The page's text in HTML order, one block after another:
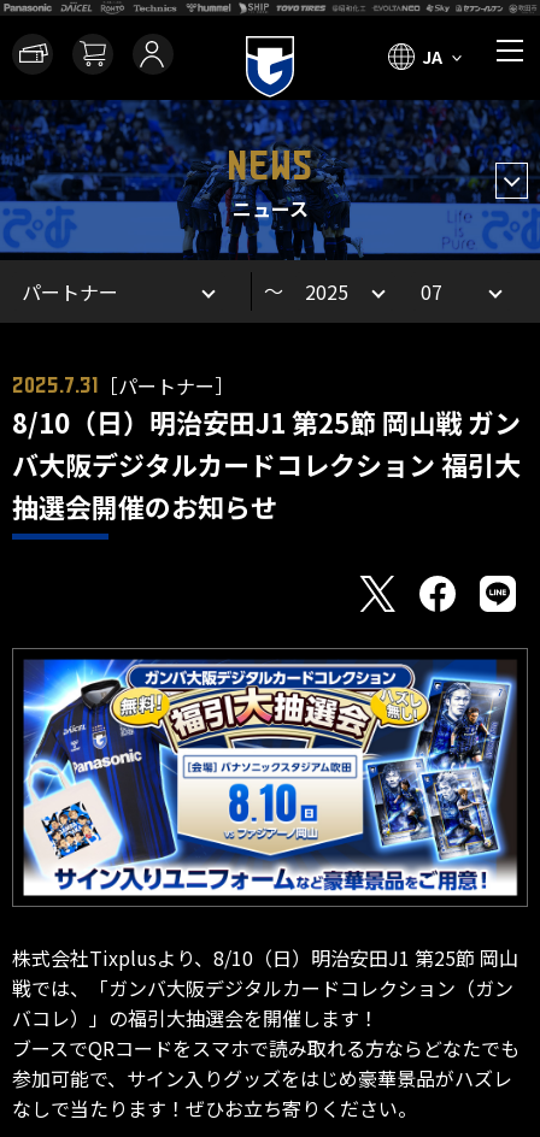
JA
NEWS
ニュース
～
2025.7.31 ［パートナー］
8/10（日）明治安田J1 第25節 岡山戦 ガン
バ大阪デジタルカードコレクション 福引大
抽選会開催のお知らせ
株式会社Tixplusより、8/10（日）明治安田J1 第25節 岡山
戦では、「ガンバ大阪デジタルカードコレクション（ガン
バコレ）」の福引大抽選会を開催します！
ブースでQRコードをスマホで読み取れる方ならどなたでも
参加可能で、サイン入りグッズをはじめ豪華景品がハズレ
なしで当たります！ぜひお立ち寄りください。